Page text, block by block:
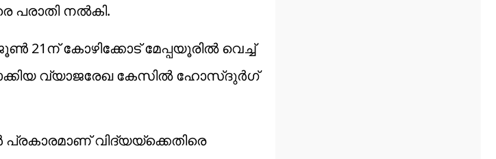
പരാതി നല്‍കി.
21ന് കോഴിക്കോട് മേപ്പയൂരില്‍ വെച്ച്
വ്യാജരേഖ കേസില്‍ ഹോസ്ദുര്‍ഗ്
വിദ്യയ്‌ക്കെതിരെ